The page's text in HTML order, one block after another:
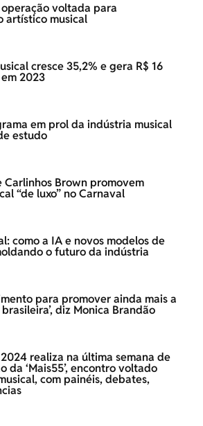
voltada para
artístico musical
cresce 35,2% e gera R$ 16
2023
em prol da indústria musical
estudo
Carlinhos Brown promovem
“de luxo” no Carnaval
como a IA e novos modelos de
o futuro da indústria
para promover ainda mais a
diz Monica Brandão
realiza na última semana de
da ‘Mais55’, encontro voltado
com painéis, debates,